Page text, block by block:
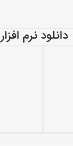
دانلود نرم افزار